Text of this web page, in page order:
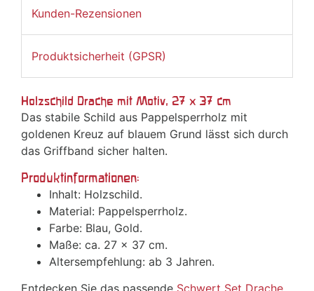
Kunden-Rezensionen
Produktsicherheit (GPSR)
Holzschild Drache mit Motiv, 27 x 37 cm
Das stabile Schild aus Pappelsperrholz mit
goldenen Kreuz auf blauem Grund lässt sich durch
das Griffband sicher halten.
Produktinformationen:
Inhalt: Holzschild.
Material: Pappelsperrholz.
Farbe: Blau, Gold.
Maße: ca. 27 x 37 cm.
Altersempfehlung: ab 3 Jahren.